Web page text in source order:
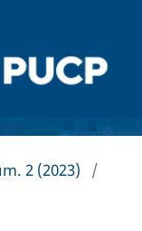
2 (2023)
/